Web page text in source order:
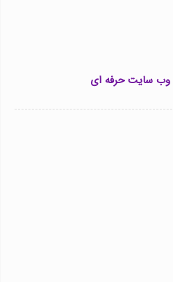
وب سایت حرفه ای